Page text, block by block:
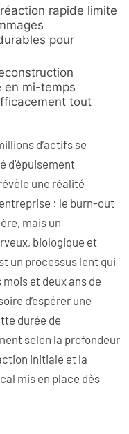
rapide limite
pour
en mi-temps
tout
d’actifs se
d’épuisement
une réalité
: le burn-out
mais un
biologique et
un processus lent qui
et deux ans de
d’espérer une
durée de
selon la profondeur
initiale et la
mis en place dès